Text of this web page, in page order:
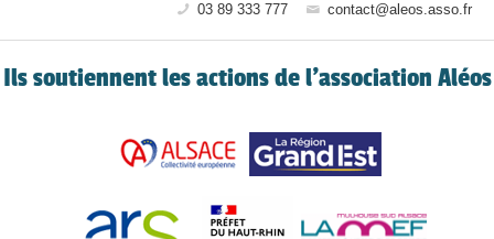
03 89 333 777
contact@aleos.asso.fr
Ils soutiennent les actions de l’association Aléos